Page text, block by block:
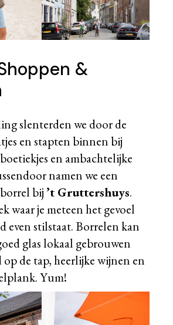
&
slenterden we door de
en stapten binnen bij
en ambachtelijke
namen we een
bij’t Gruttershuys.
waar je meteen het gevoel
even stilstaat. Borrelen kan
glas lokaal gebrouwen
de tap, heerlijke wijnen en
Yum!